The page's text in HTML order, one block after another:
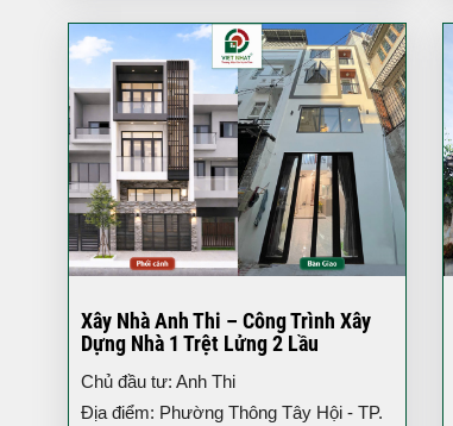
Xây Nhà Anh Thi – Công Trình Xây
Dựng Nhà 1 Trệt Lửng 2 Lầu
Chủ đầu tư: Anh Thi
Địa điểm: Phường Thông Tây Hội - TP.